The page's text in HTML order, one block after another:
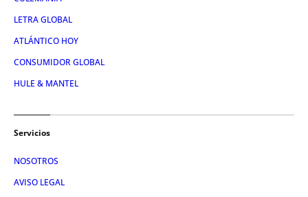
LETRA GLOBAL
ATLÁNTICO HOY
CONSUMIDOR GLOBAL
HULE & MANTEL
Servicios
NOSOTROS
AVISO LEGAL